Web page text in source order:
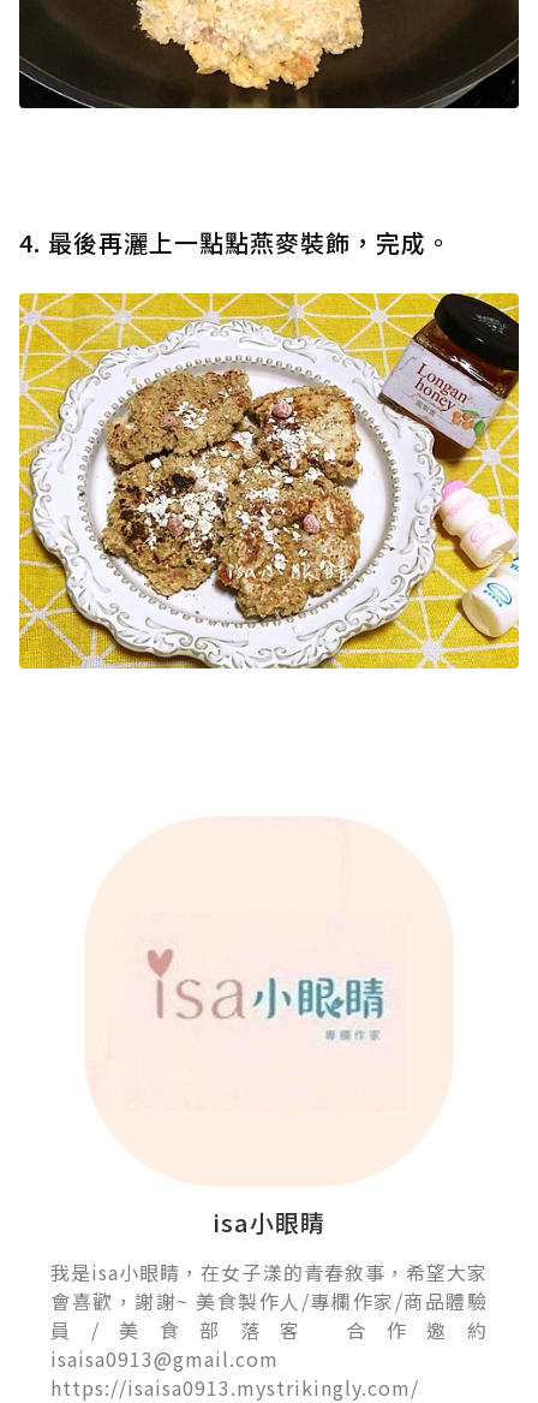
4. 最後再灑上一點點燕麥裝飾，完成。
isa小眼睛
我是isa小眼睛，在女子漾的青春敘事，希望大家
會喜歡，謝謝~ 美食製作人/專欄作家/商品體驗
員/美食部落客 合作邀約
isaisa0913@gmail.com
https://isaisa0913.mystrikingly.com/